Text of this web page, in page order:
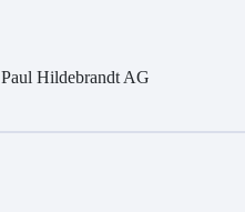
Paul Hildebrandt AG